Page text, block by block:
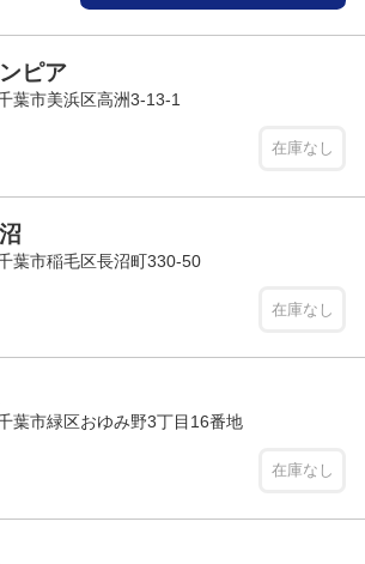
ピア
市美浜区高洲3-13-1
在庫なし
葉市稲毛区長沼町330-50
在庫なし
市緑区おゆみ野3丁目16番地
在庫なし